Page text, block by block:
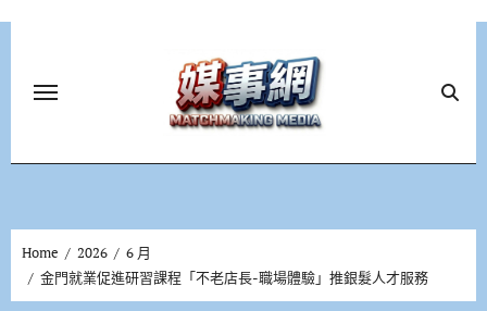
Home 2026
6 月
金門就業促進研習課程「不老店長-職場體驗」推銀髮人才服務